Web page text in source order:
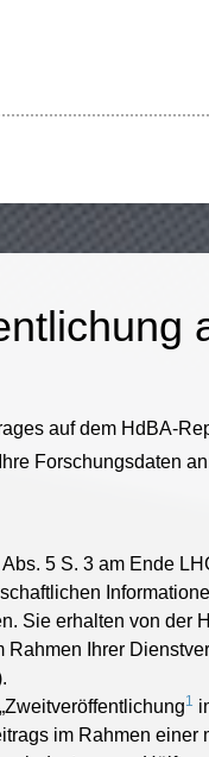
auf dem HdBA-
Forschungsdaten
5 S. 3 am Ende
Sie erhalten von der
Ihrer
1
im Rahmen einer